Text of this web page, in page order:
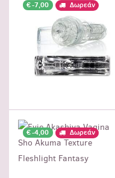
€ -7,00 Δωρεάν
€ -4,00 Δωρεάν